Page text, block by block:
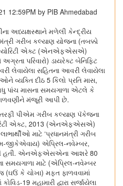
12:59PM by PIB Ahmedabad
અધ્યક્ષસ્થાને મળેલી કેન્દ્રીય
ગરીબ કલ્યાણ યોજના (તબક્કો
એક્ટ (એનએફએસએ)
પરિવારો) ડાયરેક્ટ બેનિફિટ
લેવાયેલા સહિતના આવરી લેવાયેલા
વ્યક્તિ દીઠ 5 કિલો પ્રતિ માસ,
પાંચ માસના સમયગાળા એટલે કે
મંજૂરી આપી છે.
તરફી પીએમ ગરીબ કલ્યાણ પૅકેજના
એક્ટ, 2013 (એનએફએસએ)
માટે ‘પ્રધાનમંત્રી ગરીબ
જીકેએવાય) એપ્રિલ-નવેમ્બર,
હતી. એનએફએસએના આશરે 80
સમયગાળા માટે (એપ્રિલ-નવેમ્બર
(ઘઉં કે ચોખા) મફત ફાળવવામાં
19 મહામારી દ્વારા સર્જાયેલા